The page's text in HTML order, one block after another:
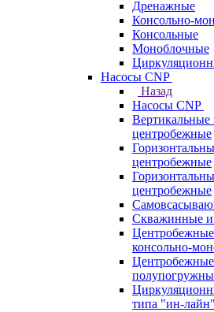
Дренажные
Консольно-
Консольные
Моноблочные
Насосы CNP
Назад
Насосы CNP
Вертикальные
центробежные
центробежные
центробежные
Скважинные и
консольно-
типа "ин-лайн"